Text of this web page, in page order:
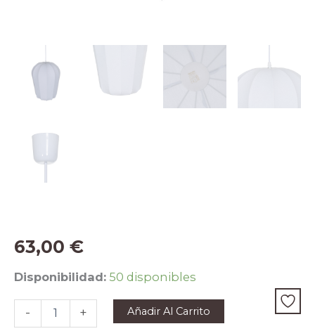
63,00 €
Disponibilidad: 50 disponibles
-
LÁMPARA
TECHO
BLANCO
TEJIDO
+ Añadir Al Carrito